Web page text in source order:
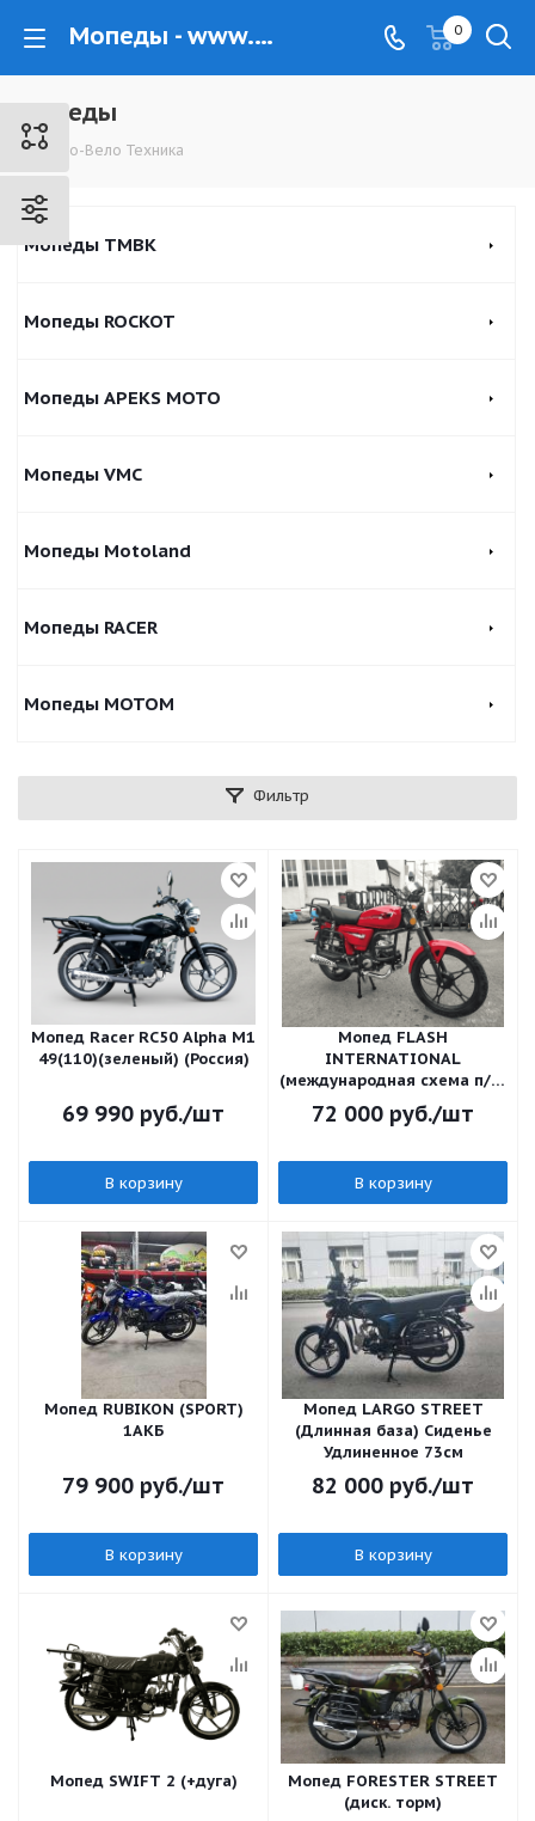
Мопеды - www.kovrovec.ru 0
Мопеды
Мото-Вело Техника
Мопеды TMBK
Мопеды ROCKOT
Мопеды APEKS MOTO
Мопеды VMC
Мопеды Motoland
Мопеды RACER
Мопеды МОТОМ
Фильтр
Мопед Racer RC50 Alpha M1
49(110)(зеленый) (Россия)
69 990 руб./шт
В корзину
Мопед FLASH
INTERNATIONAL
(международная схема п/п)
(+дуга)
72 000 руб./шт
В корзину
Мопед RUBIKON (SPORT)
1АКБ
79 900 руб./шт
В корзину
Мопед LARGO STREET
(Длинная база) Сиденье
Удлиненное 73см
82 000 руб./шт
В корзину
Мопед SWIFT 2 (+дуга)
Мопед FORESTER STREET
(диск. торм)